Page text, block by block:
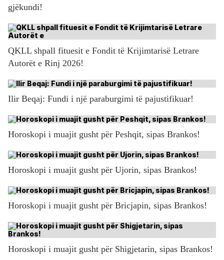
gjëkundi!
QKLL shpall fituesit e Fondit të Krijimtarisë Letrare
Autorët e Rinj 2026!
Ilir Beqaj: Fundi i një paraburgimi të pajustifikuar!
Horoskopi i muajit gusht për Peshqit, sipas Brankos!
Horoskopi i muajit gusht për Ujorin, sipas Brankos!
Horoskopi i muajit gusht për Bricjapin, sipas Brankos!
Horoskopi i muajit gusht për Shigjetarin, sipas Brankos!